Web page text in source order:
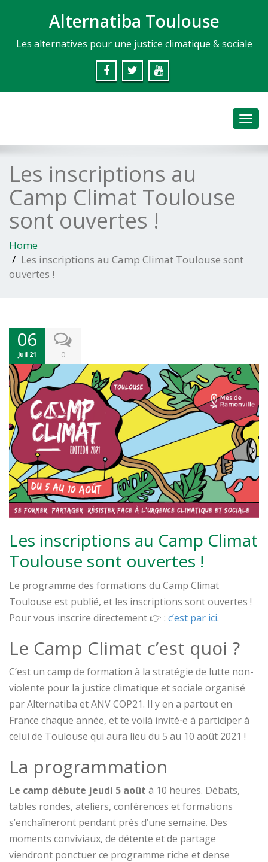
Alternatiba Toulouse
Les alternatives pour une justice climatique & sociale
Les inscriptions au
Camp Climat Toulouse
sont ouvertes !
Home
Les inscriptions au Camp Climat Toulouse sont
ouvertes !
06
Juil 21 0
Les inscriptions au Camp Climat
Toulouse sont ouvertes !
Le programme des formations du Camp Climat
Toulouse est publié, et les inscriptions sont ouvertes !
Pour vous inscrire directement 👉 : c’est par ici.
Le Camp Climat c’est quoi ?
C’est un camp de formation à la stratégie de lutte non-
violente pour la justice climatique et sociale organisé
par Alternatiba et ANV COP21. Il y en a partout en
France chaque année, et te voilà invité⋅e à participer à
celui de Toulouse qui aura lieu du 5 au 10 août 2021 !
La programmation
Le camp débute jeudi 5 août à 10 heures. Débats,
tables rondes, ateliers, conférences et formations
s’enchaîneront pendant près d’une semaine. Des
moments conviviaux, de détente et de partage
viendront ponctuer ce programme riche et dense